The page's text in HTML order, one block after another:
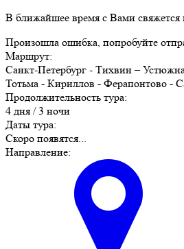
В ближайшее время с Вами свяжется
Произошла ошибка, попробуйте
Маршрут:
Санкт-Петербург - Тихвин –
Тотьма - Кириллов - Ферапонтово -
Продолжительность тура:
4 дня / 3 ночи
Даты тура:
Скоро появятся...
Направление: